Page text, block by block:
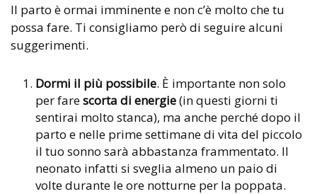
Il parto è ormai imminente e non c’è molto che tu
possa fare. Ti consigliamo però di seguire alcuni
suggerimenti.
Dormi il più possibile. È importante non solo
per farescorta di energie(in questi giorni ti
sentirai molto stanca), ma anche perché dopo il
parto e nelle prime settimane di vita del piccolo
il tuo sonno sarà abbastanza frammentato. Il
neonato infatti si sveglia almeno un paio di
volte durante le ore notturne per la poppata.